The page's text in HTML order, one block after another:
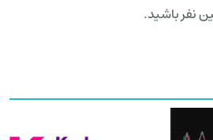
نفر باشید.